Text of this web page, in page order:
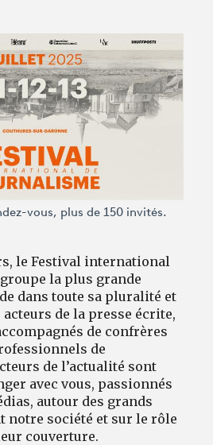
vous, plus de 150 invités.
le Festival international
la plus grande
dans toute sa pluralité et
de la presse écrite,
de confrères
de
de l’actualité sont
avec vous, passionnés
autour des grands
notre société et sur le rôle
couverture.